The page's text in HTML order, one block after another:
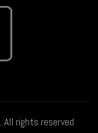
. All rights reserved